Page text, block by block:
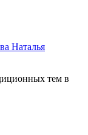
Наталья
тем в